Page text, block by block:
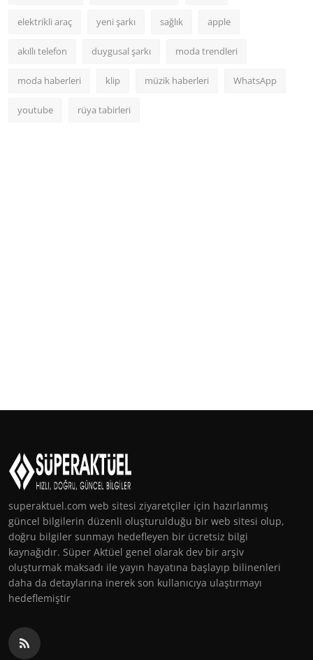
elektrikli araç yeni şarkı sağlık apple
akıllı telefon duygusal şarkı moda trendleri
moda haberleri klip müzik haberleri WhatsApp
youtube rüya tabirleri
superaktuel.com web sitesi ziyaretçiler için hazırlanmış
güncel bilgilerin düzenli oluşturulduğu bir web sitesi olup,
doğru bilgiler sunmayı hedefleyen bir ücretsiz bilgi
kaynağıdır. Süper Aktüel genel olarak dev bir arşiv
oluşturmak maksadı ile yayın hayatına başlayıp bilinenleri
daha da detaylarına inerek son kullanıcıya ulaştırmayı
hedeflemiştir